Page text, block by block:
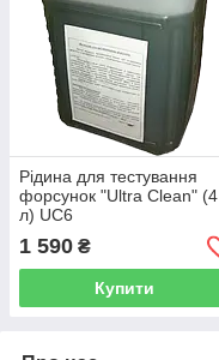
Рідина для тестування
форсунок "Ultra Clean" (4
л) UC6
1 590 ₴
Купити